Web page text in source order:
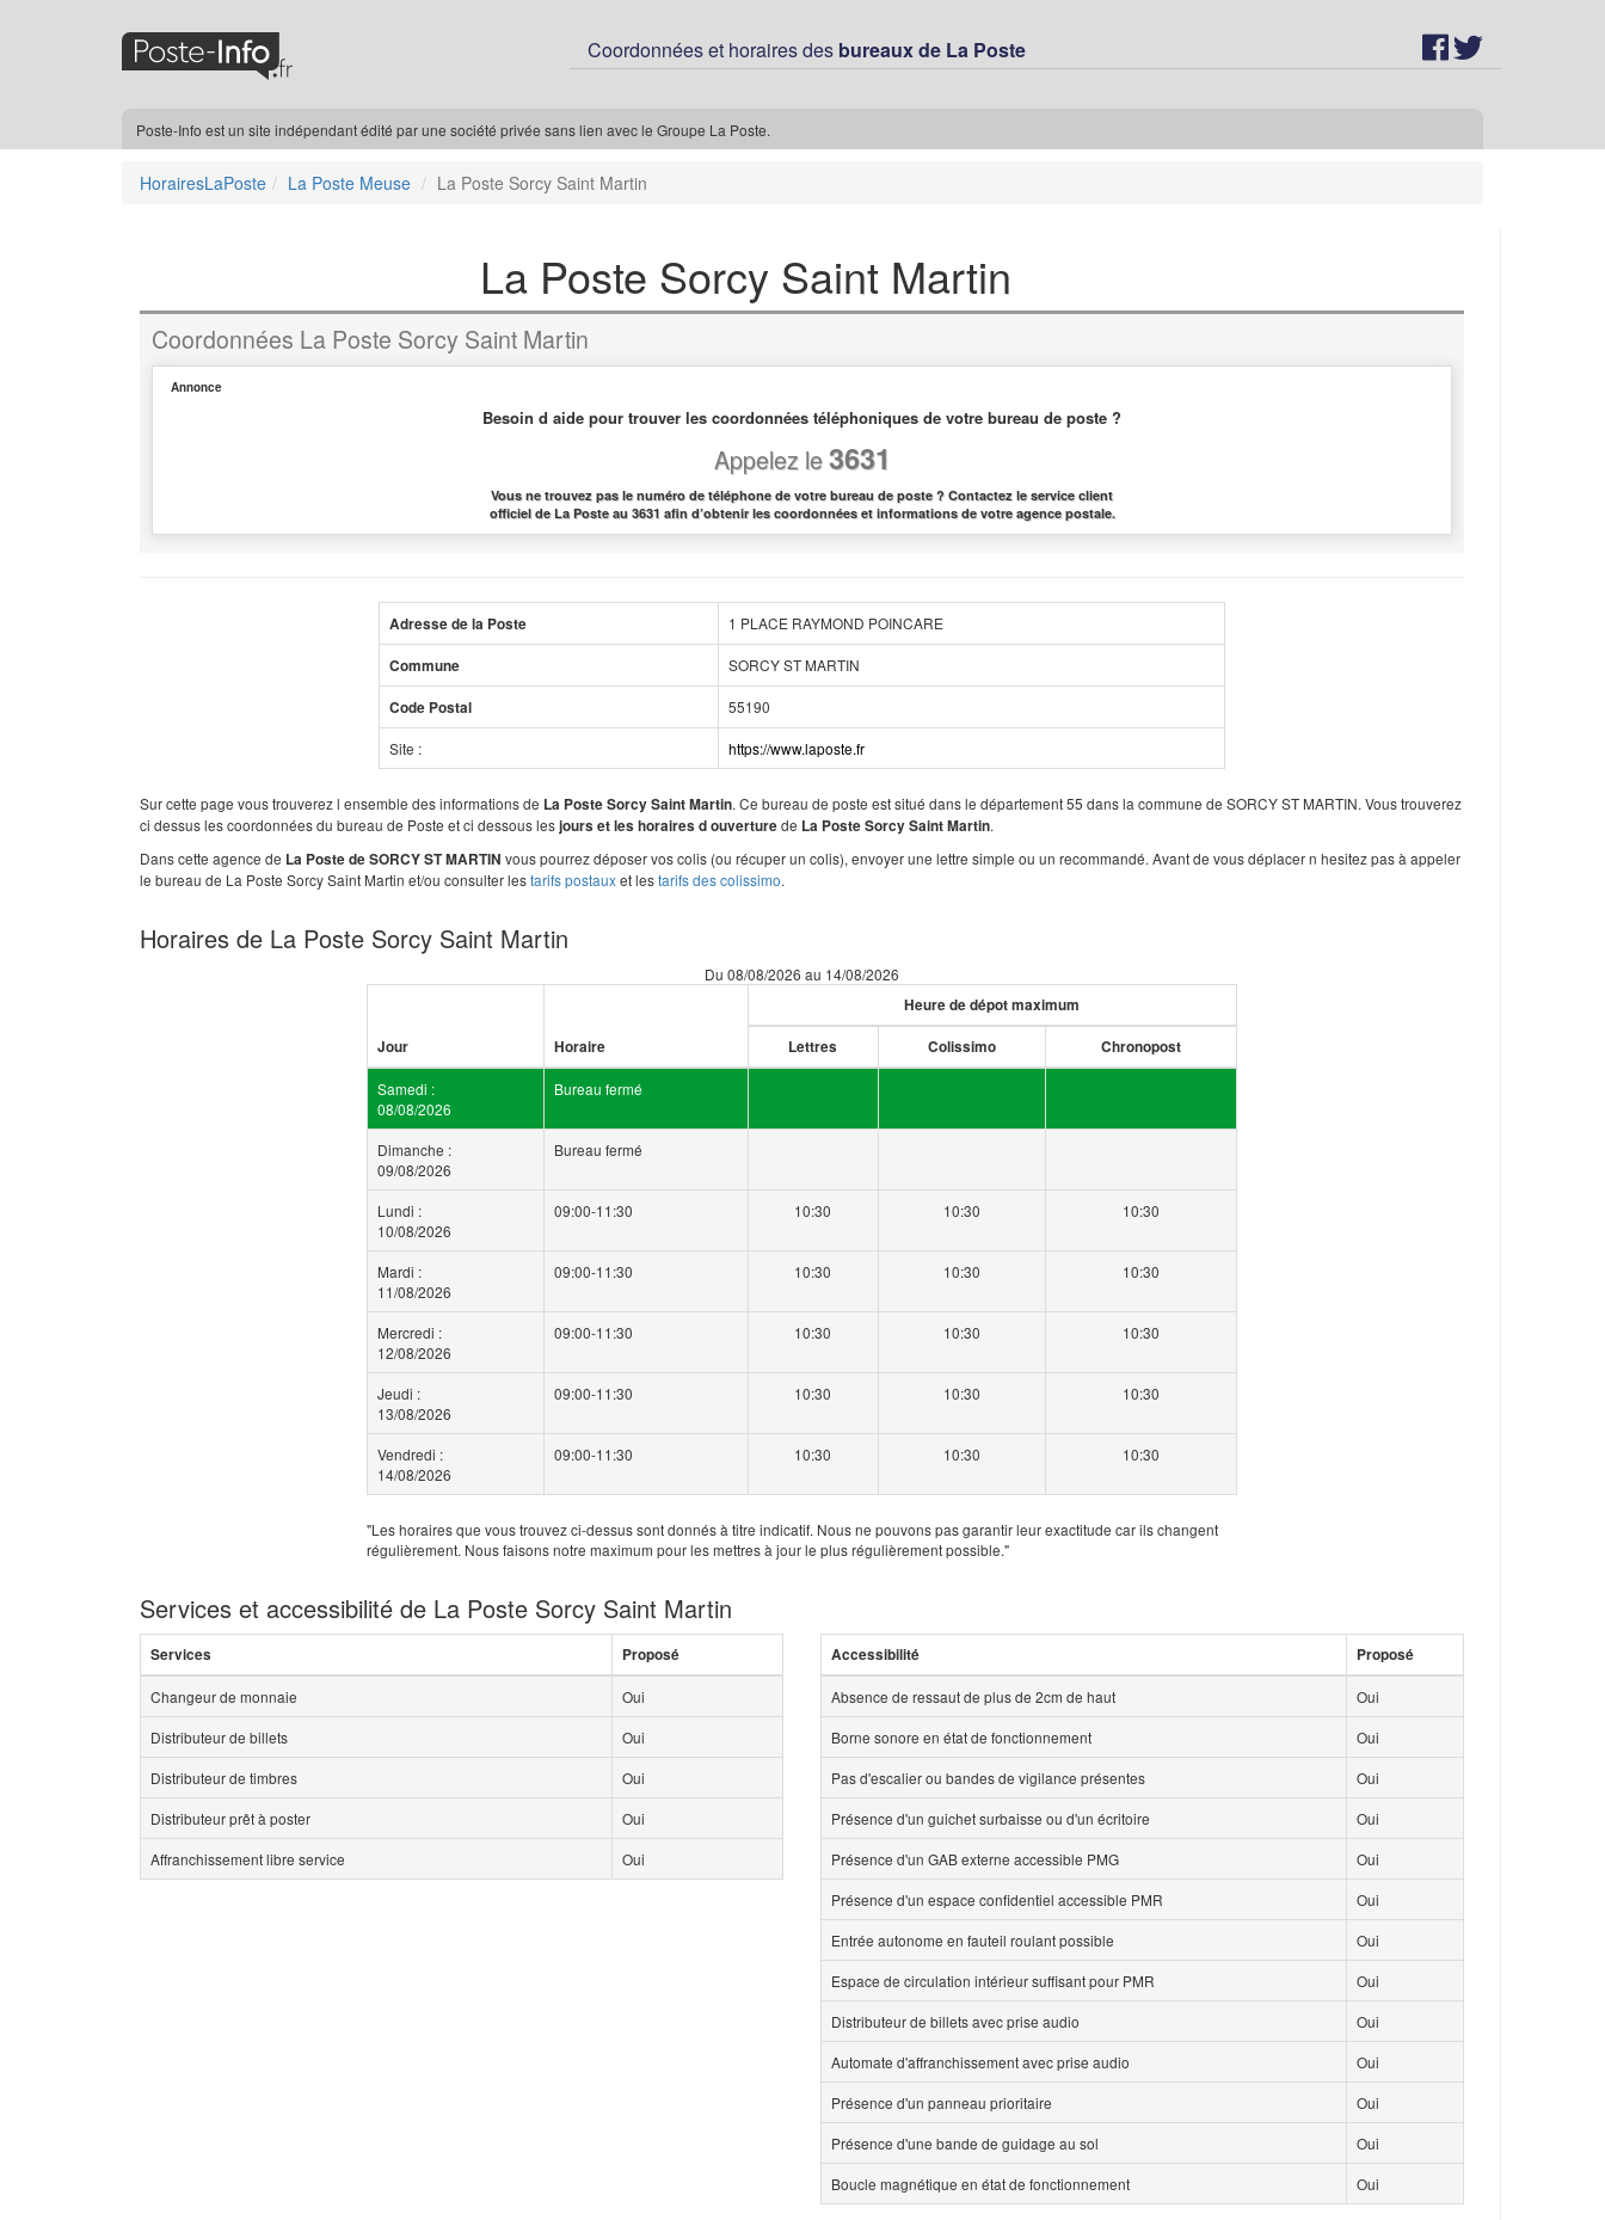
Coordonnées et horaires des bureaux de La Poste
Poste-Info est un site indépendant édité par une société privée sans lien avec le Groupe La Poste.
HorairesLaPoste La Poste Meuse La Poste Sorcy Saint Martin
La Poste Sorcy Saint Martin
Coordonnées La Poste Sorcy Saint Martin
Annonce
Besoin d aide pour trouver les coordonnées téléphoniques de votre bureau de poste ?
Appelez le3631
Vous ne trouvez pas le numéro de téléphone de votre bureau de poste ? Contactez le service client
officiel de La Poste au 3631 afin d’obtenir les coordonnées et informations de votre agence postale.
Adresse de la Poste 1 PLACE RAYMOND POINCARE
Commune SORCY ST MARTIN
Code Postal 55190
Site : https://www.laposte.fr
Sur cette page vous trouverez l ensemble des informations de La Poste Sorcy Saint Martin. Ce bureau de poste est situé dans le département 55 dans la commune de SORCY ST MARTIN. Vous trouverez
ci dessus les coordonnées du bureau de Poste et ci dessous lesjours et les horaires d ouverturede La Poste Sorcy Saint Martin.
Dans cette agence de La Poste de SORCY ST MARTIN vous pourrez déposer vos colis (ou récuper un colis), envoyer une lettre simple ou un recommandé. Avant de vous déplacer n hesitez pas à appeler
le bureau de La Poste Sorcy Saint Martin et/ou consulter lestarifs postauxet lestarifs des colissimo.
Horaires de La Poste Sorcy Saint Martin
Du 08/08/2026 au 14/08/2026
Jour Horaire
Heure de dépot maximum
Lettres Colissimo Chronopost
Samedi :
08/08/2026
Bureau fermé
Dimanche :
09/08/2026
Bureau fermé
Lundi :
10/08/2026
09:00-11:30 10:30 10:30 10:30
Mardi :
11/08/2026
09:00-11:30 10:30 10:30 10:30
Mercredi :
12/08/2026
09:00-11:30 10:30 10:30 10:30
Jeudi :
13/08/2026
09:00-11:30 10:30 10:30 10:30
Vendredi :
14/08/2026
09:00-11:30 10:30 10:30 10:30
"Les horaires que vous trouvez ci-dessus sont donnés à titre indicatif. Nous ne pouvons pas garantir leur exactitude car ils changent
régulièrement. Nous faisons notre maximum pour les mettres à jour le plus régulièrement possible."
Services et accessibilité de La Poste Sorcy Saint Martin
Services Proposé
Changeur de monnaie
Oui
Distributeur de billets
Oui
Distributeur de timbres
Oui
Distributeur prêt à poster
Oui
Affranchissement libre service
Oui
Accessibilité Proposé
Absence de ressaut de plus de 2cm de haut
Oui
Borne sonore en état de fonctionnement
Oui
Pas d'escalier ou bandes de vigilance présentes
Oui
Présence d'un guichet surbaisse ou d'un écritoire
Oui
Présence d'un GAB externe accessible PMG
Oui
Présence d'un espace confidentiel accessible PMR
Oui
Entrée autonome en fauteil roulant possible
Oui
Espace de circulation intérieur suffisant pour PMR
Oui
Distributeur de billets avec prise audio
Oui
Automate d'affranchissement avec prise audio
Oui
Présence d'un panneau prioritaire
Oui
Présence d'une bande de guidage au sol
Oui
Boucle magnétique en état de fonctionnement
Oui